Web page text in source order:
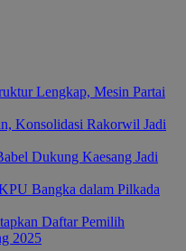
Lengkap, Mesin Partai
Konsolidasi Rakorwil Jadi
Dukung Kaesang Jadi
Bangka dalam Pilkada
Daftar Pemilih
2025